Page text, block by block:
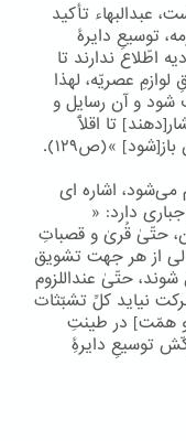
عبدالبهاء تأکید
توسیعِ دایرۀ
اطّلاع ندارند تا
عصریّه، لهذا
شود و آن رسایل و
تا اقلّاً
»(ص۱۲۹).
اشاره ای
دارد: «
حتّیٰ قُریٰ و قصباتِ
از هر جهت تشویق
حتّیٰ عنداللزوم
نیاید کلِّ تشبّثات
همّت] در طینتِ
توسیعِ دایرۀِ